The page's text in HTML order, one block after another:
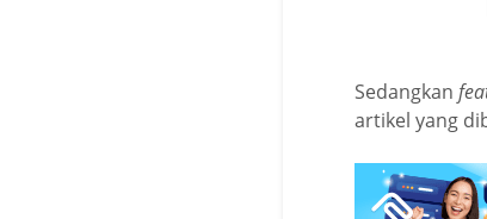
Sedangkan
artikel yang